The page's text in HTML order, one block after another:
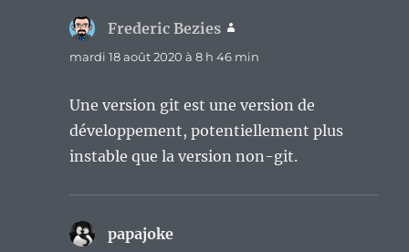
Frederic Bezies
mardi 18 août 2020 à 8 h 46 min
Une version git est une version de
développement, potentiellement plus
instable que la version non-git.
papajoke